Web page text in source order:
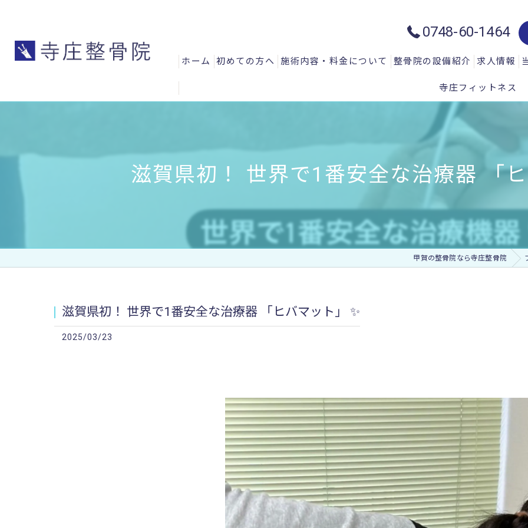
0748-60-1464
ホーム 初めての方へ
よくある質問
施術内容・料金について
一般施術メニュー
整骨院の設備紹介
ハイトーン治療器：ハイチャージ
微弱電流治療器：エレクトロマ
微弱電流治療器：エレサス
光と温熱治療器：フィールドフ
加圧治療：MCCⅡマルチカフケ
求人情報
寺庄フィットネス
滋賀県初！ 世界で1番安全な治療器 「
甲賀の整骨院なら寺庄整骨院
滋賀県初！ 世界で1番安全な治療器 「ヒバマット」 ✨️
2025/03/23